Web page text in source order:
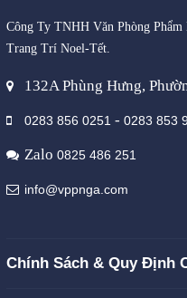
Công Ty TNHH Văn Phòng Phẩm
Trang Trí Noel-Tết.
132A Phùng Hưng,
0283 856 0251 - 0283 853
Zalo 0825 486 251
info@vppnga.com
Chính Sách & Quy Định